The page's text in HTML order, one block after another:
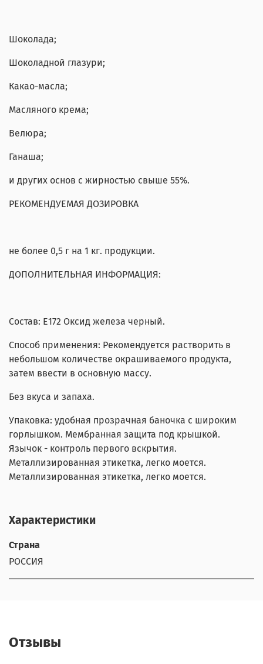
Шоколада;
Шоколадной глазури;
Какао-масла;
Масляного крема;
Велюра;
Ганаша;
и других основ с жирностью свыше 55%.
РЕКОМЕНДУЕМАЯ ДОЗИРОВКА
не более 0,5 г на 1 кг. продукции.
ДОПОЛНИТЕЛЬНАЯ ИНФОРМАЦИЯ:
Состав: E172 Оксид железа черный.
Способ применения: Рекомендуется растворить в
небольшом количестве окрашиваемого продукта,
затем ввести в основную массу.
Без вкуса и запаха.
Упаковка: удобная прозрачная баночка с широким
горлышком. Мембранная защита под крышкой.
Язычок - контроль первого вскрытия.
Металлизированная этикетка, легко моется.
Металлизированная этикетка, легко моется.
Характеристики
Страна
РОССИЯ
Отзывы